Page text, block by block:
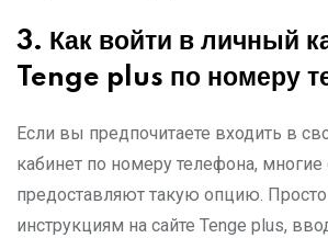
3. Как войти в личный
Tenge plus по номеру
Если вы предпочитаете входить в
кабинет по номеру телефона,
предоставляют такую опцию. Просто
инструкциям на сайте Tenge plus,